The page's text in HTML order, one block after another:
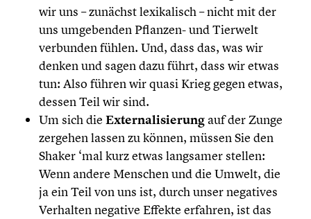
wir uns – zunächst lexika­lisch – nicht mit der
uns umgeben­den Pflanzen- und Tierwelt
verbunden fühlen. Und, dass das, was wir
denken und sagen dazu führt, dass wir etwas
tun: Also führen wir quasi Krieg gegen etwas,
dessen Teil wir sind.
Um sich die Exter­na­li­sie­rung auf der Zunge
zergehen lassen zu können, müssen Sie den
Shaker ‘mal kurz etwas langsamer stellen:
Wenn andere Menschen und die Umwelt, die
ja ein Teil von uns ist, durch unser negatives
Verhalten negative Effekte erfahren, ist das